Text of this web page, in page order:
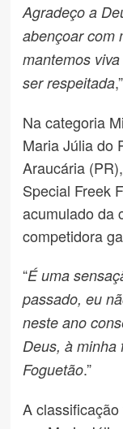
Agradeço a
abençoar com
mantemos
ser respeitada
Na categoria
Maria Júlia do
Araucária
Special Freek
acumulado da
competidora
“É uma
passado, eu
neste ano
Deus, à minha
Foguetão.”
A